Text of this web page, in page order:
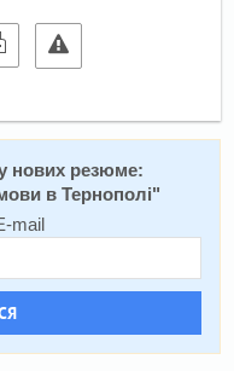
нових резюме:
в Тернополі"
mail